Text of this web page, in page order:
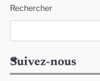
Rechercher
Suivez-nous